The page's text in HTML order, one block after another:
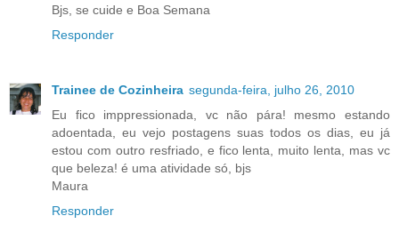
Bjs, se cuide e Boa Semana
Responder
Trainee de Cozinheira segunda-feira, julho 26, 2010
Eu fico imppressionada, vc não pára! mesmo estando
adoentada, eu vejo postagens suas todos os dias, eu já
estou com outro resfriado, e fico lenta, muito lenta, mas vc
que beleza! é uma atividade só, bjs
Maura
Responder